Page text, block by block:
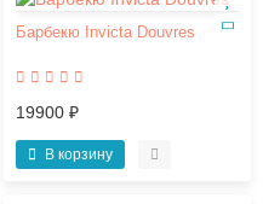
Барбекю Invicta Douvres
19900 ₽
В корзину